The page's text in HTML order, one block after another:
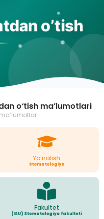
o’tish
o‘tish ma’lumotlari
Yo‘nalish
Stomatologiya
Fakultet
(ISU) Stomatologiya fakulteti